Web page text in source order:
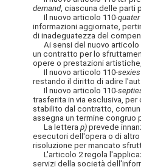
demand, ciascuna delle parti
Il nuovo articolo 110-quater
informazioni aggiornate,
di inadeguatezza del
Ai sensi del nuovo articolo
un contratto per lo
opere o prestazioni
Il nuovo articolo 110-sexies
restando il diritto di adire
Il nuovo articolo 110-
trasferita in via esclusiva,
stabilito dal contratto,
assegna un termine
La lettera p)prevede
esecutori dell'opera o di
risoluzione per mancato
L'articolo 2 regola
servizi della società